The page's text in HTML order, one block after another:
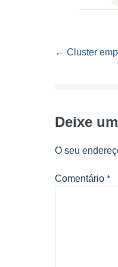
Navegação
← Cluster
Deixe
O seu
Comentário *